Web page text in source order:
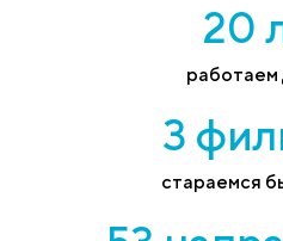
20
работаем
3
стараемся